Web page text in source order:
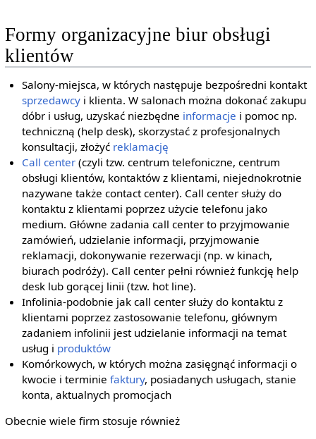
Formy organizacyjne biur obsługi
klientów
Salony-miejsca, w których następuje bezpośredni kontakt
sprzedawcy i klienta. W salonach można dokonać zakupu
dóbr i usług, uzyskać niezbędne informacje i pomoc np.
techniczną (help desk), skorzystać z profesjonalnych
konsultacji, złożyć reklamację
Call center (czyli tzw. centrum telefoniczne, centrum
obsługi klientów, kontaktów z klientami, niejednokrotnie
nazywane także contact center). Call center służy do
kontaktu z klientami poprzez użycie telefonu jako
medium. Główne zadania call center to przyjmowanie
zamówień, udzielanie informacji, przyjmowanie
reklamacji, dokonywanie rezerwacji (np. w kinach,
biurach podróży). Call center pełni również funkcję help
desk lub gorącej linii (tzw. hot line).
Infolinia-podobnie jak call center służy do kontaktu z
klientami poprzez zastosowanie telefonu, głównym
zadaniem infolinii jest udzielanie informacji na temat
usług i produktów
Komórkowych, w których można zasięgnąć informacji o
kwocie i terminiefaktury, posiadanych usługach, stanie
konta, aktualnych promocjach
Obecnie wiele firm stosuje również